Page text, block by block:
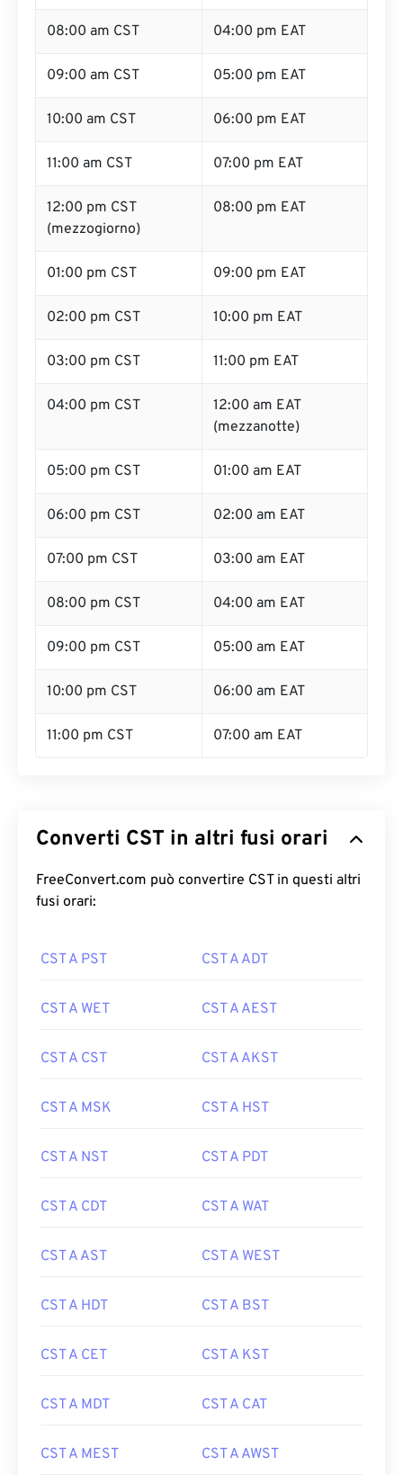
08:00 am CST 04:00 pm EAT
09:00 am CST 05:00 pm EAT
10:00 am CST 06:00 pm EAT
11:00 am CST 07:00 pm EAT
12:00 pm CST
(mezzogiorno)
08:00 pm EAT
01:00 pm CST 09:00 pm EAT
02:00 pm CST 10:00 pm EAT
03:00 pm CST 11:00 pm EAT
04:00 pm CST
12:00 am EAT
(mezzanotte)
05:00 pm CST 01:00 am EAT
06:00 pm CST 02:00 am EAT
07:00 pm CST 03:00 am EAT
08:00 pm CST 04:00 am EAT
09:00 pm CST 05:00 am EAT
10:00 pm CST 06:00 am EAT
11:00 pm CST 07:00 am EAT
Converti CST in altri fusi orari
FreeConvert.com può convertire CST in questi altri
fusi orari:
CST A PST CST A ADT
CST A WET CST A AEST
CST A CST CST A AKST
CST A MSK CST A HST
CST A NST CST A PDT
CST A CDT CST A WAT
CST A AST CST A WEST
CST A HDT CST A BST
CST A CET CST A KST
CST A MDT CST A CAT
CST A MEST CST A AWST